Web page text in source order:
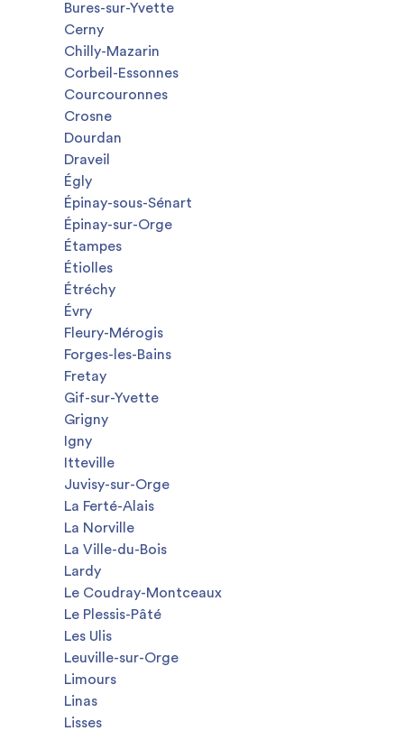
Bures-sur-Yvette
Cerny
Chilly-Mazarin
Corbeil-Essonnes
Courcouronnes
Crosne
Dourdan
Draveil
Égly
Épinay-sous-Sénart
Épinay-sur-Orge
Étampes
Étiolles
Étréchy
Évry
Fleury-Mérogis
Forges-les-Bains
Fretay
Gif-sur-Yvette
Grigny
Igny
Itteville
Juvisy-sur-Orge
La Ferté-Alais
La Norville
La Ville-du-Bois
Lardy
Le Coudray-Montceaux
Le Plessis-Pâté
Les Ulis
Leuville-sur-Orge
Limours
Linas
Lisses